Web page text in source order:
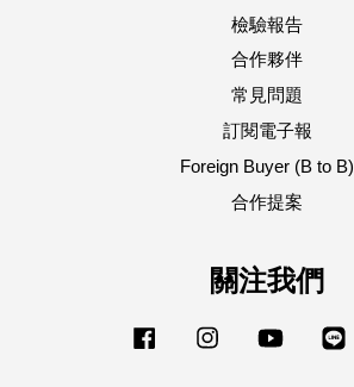
檢驗報告
合作夥伴
常見問題
訂閱電子報
Foreign Buyer (B to B)
合作提案
關注我們
Facebook Instagram YouTube